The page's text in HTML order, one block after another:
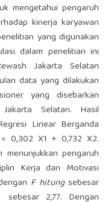
mengetahui pengaruh
kinerja karyawan
yang digunakan
dalam penelitian ini
Jakarta Selatan
data yang dilakukan
yang disebarkan
Selatan. Hasil
Linear Berganda
0,302 X1 + 0,732 X2.
pengaruh
Kerja dan Motivasi
F hitungsebesar
2,77. Dengan